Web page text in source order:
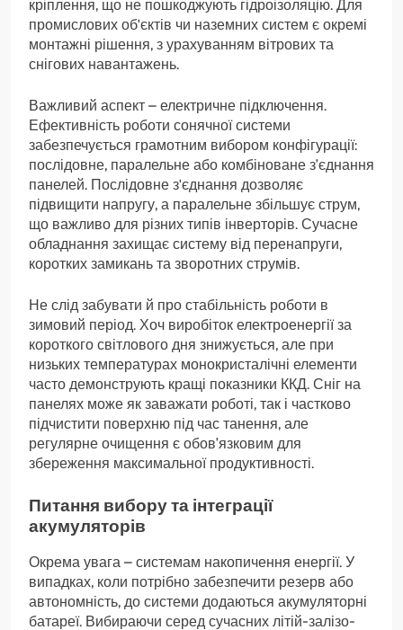
кріплення, що не пошкоджують гідроізоляцію. Для
промислових об'єктів чи наземних систем є окремі
монтажні рішення, з урахуванням вітрових та
снігових навантажень.
Важливий аспект – електричне підключення.
Ефективність роботи сонячної системи
забезпечується грамотним вибором конфігурації:
послідовне, паралельне або комбіноване з’єднання
панелей. Послідовне з'єднання дозволяє
підвищити напругу, а паралельне збільшує струм,
що важливо для різних типів інверторів. Сучасне
обладнання захищає систему від перенапруги,
коротких замикань та зворотних струмів.
Не слід забувати й про стабільність роботи в
зимовий період. Хоч виробіток електроенергії за
короткого світлового дня знижується, але при
низьких температурах монокристалічні елементи
часто демонструють кращі показники ККД. Сніг на
панелях може як заважати роботі, так і частково
підчистити поверхню під час танення, але
регулярне очищення є обов’язковим для
збереження максимальної продуктивності.
Питання вибору та інтеграції
акумуляторів
Окрема увага – системам накопичення енергії. У
випадках, коли потрібно забезпечити резерв або
автономність, до системи додаються акумуляторні
батареї. Вибираючи серед сучасних літій-залізо-